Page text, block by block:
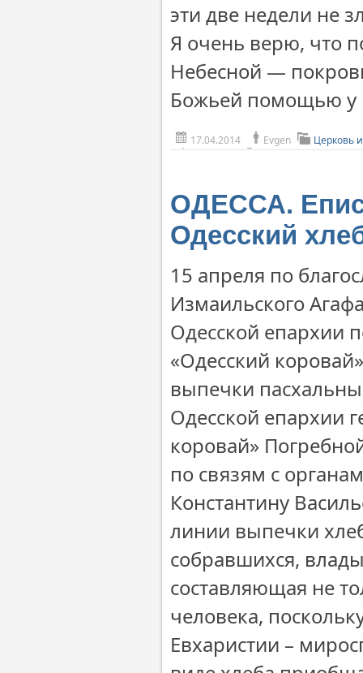
эти две недели не
Я очень верю, что
Небесной —
Божьей помощью у
17.04.2014 Evgen Церковь
ОДЕССА.
Одесский
15 апреля по
Измаильского
Одесской епархии
«Одесский
выпечки
Одесской епархии
коровай»
по связям с
Константину
линии выпечки
собравшихся,
составляющая не
человека,
Евхаристии –